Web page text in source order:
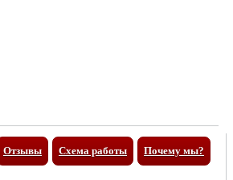
Отзывы Почему мы?
Схема работы